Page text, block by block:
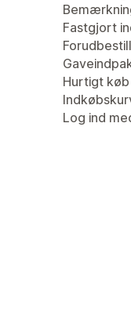
Fastgjort
Hurtigt køb
Log ind